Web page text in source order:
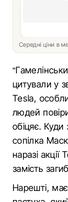
Середні ціни в
цитували у
Tesla,
людей
обіцяє. Куди
сопілка
наразі
замість
Нарешті,